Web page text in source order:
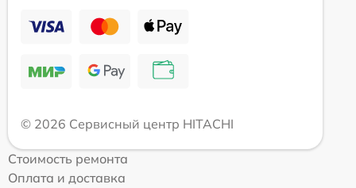
© 2026 Сервисный центр HITACHI
Стоимость ремонта
Оплата и доставка